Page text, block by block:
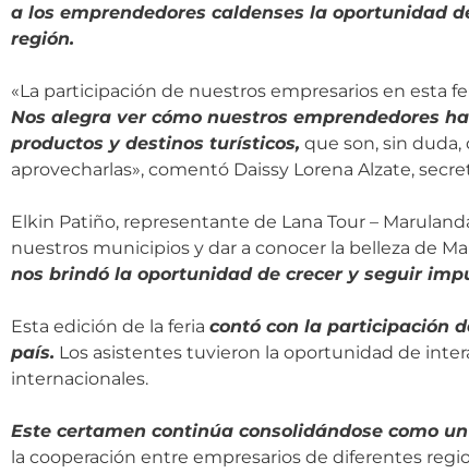
a los emprendedores caldenses la oportunidad
región.
«La participación de nuestros empresarios en esta
Nos alegra ver cómo nuestros emprendedores
productos y destinos turísticos, que son, sin
aprovecharlas», comentó Daissy Lorena Alzate,
Elkin Patiño, representante de Lana Tour –
nuestros municipios y dar a conocer la belleza de
nos brindó la oportunidad de crecer y seguir
Esta edición de la feria contó con la participación
país. Los asistentes tuvieron la oportunidad de
internacionales.
Este certamen continúa consolidándose como
la cooperación entre empresarios de diferentes